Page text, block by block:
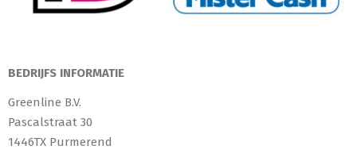
BEDRIJFS INFORMATIE
Greenline B.V.
Pascalstraat 30
1446TX Purmerend